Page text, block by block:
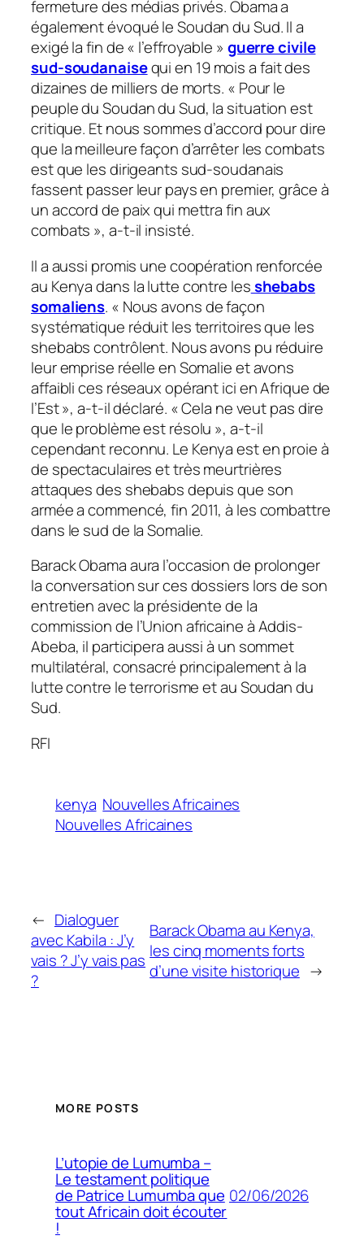
fermeture des médias privés. Obama a
également évoqué le Soudan du Sud. Il a
exigé la fin de « l’effroyable » guerre civile
sud-soudanaisequi en 19 mois a fait des
dizaines de milliers de morts. « Pour le
peuple du Soudan du Sud, la situation est
critique. Et nous sommes d’accord pour dire
que la meilleure façon d’arrêter les combats
est que les dirigeants sud-soudanais
fassent passer leur pays en premier, grâce à
un accord de paix qui mettra fin aux
combats », a-t-il insisté.
Il a aussi promis une coopération renforcée
au Kenya dans la lutte contre lesshebabs
somaliens. « Nous avons de façon
systématique réduit les territoires que les
shebabs contrôlent. Nous avons pu réduire
leur emprise réelle en Somalie et avons
affaibli ces réseaux opérant ici en Afrique de
l’Est», a-t-il déclaré. «Cela ne veut pas dire
que le problème est résolu », a-t-il
cependant reconnu. Le Kenya est en proie à
de spectaculaires et très meurtrières
attaques des shebabs depuis que son
armée a commencé, fin 2011, à les combattre
dans le sud de la Somalie.
Barack Obama aura l’occasion de prolonger
la conversation sur ces dossiers lors de son
entretien avec la présidente de la
commission de l’Union africaine à Addis-
Abeba, il participera aussi à un sommet
multilatéral, consacré principalement à la
lutte contre le terrorisme et au Soudan du
Sud.
RFI
kenya Nouvelles Africaines
Nouvelles Africaines
← Dialoguer
avec Kabila : J’y
vais ? J’y vais pas
?
Barack Obama au Kenya,
les cinq moments forts
d’une visite historique →
MORE POSTS
L’utopie de Lumumba –
Le testament politique
de Patrice Lumumba que
tout Africain doit écouter
!
02/06/2026